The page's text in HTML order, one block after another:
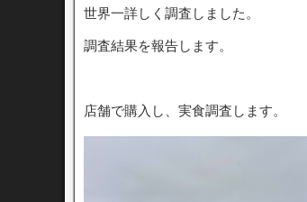
世界一詳しく調査しました。
調査結果を報告します。
店舗で購入し、実食調査します。